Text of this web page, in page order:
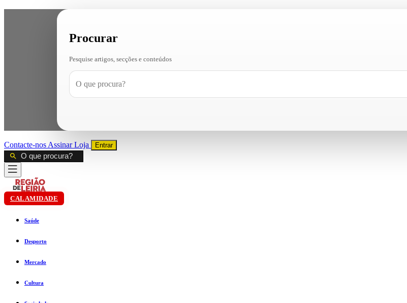
Procurar
Pesquise artigos, secções e conteúdos
Contacte-nos AssinarLoja Entrar
CALAMIDADE
Saúde
Desporto
Mercado
Cultura